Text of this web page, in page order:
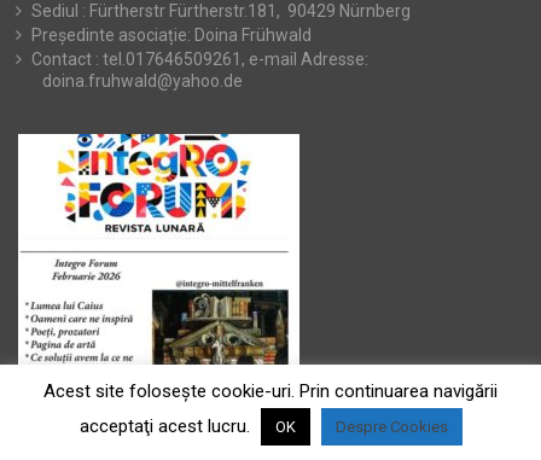
Sediul : Fürtherstr Fürtherstr.181, 90429 Nürnberg
Președinte asociație: Doina Frühwald
Contact : tel.017646509261, e-mail Adresse:
doina.fruhwald@yahoo.de
Acest site foloseşte cookie-uri. Prin continuarea navigării
acceptaţi acest lucru.
OK Despre Cookies